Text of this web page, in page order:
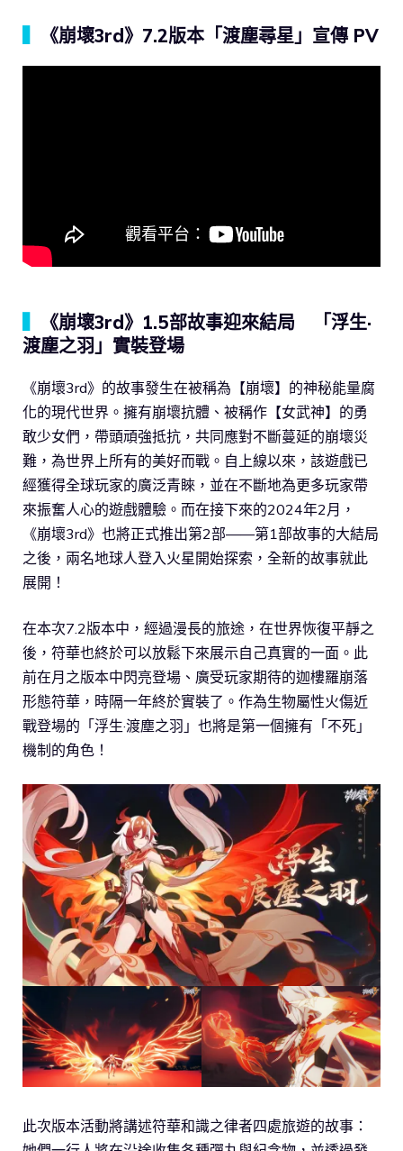
《崩壞3rd》7.2版本「渡塵尋星」宣傳 PV
《崩壞3rd》1.5部故事迎來結局 「浮生·
渡塵之羽」實裝登場
《崩壞3rd》的故事發生在被稱為【崩壞】的神秘能量腐
化的現代世界。擁有崩壞抗體、被稱作【女武神】的勇
敢少女們，帶頭頑強抵抗，共同應對不斷蔓延的崩壞災
難，為世界上所有的美好而戰。自上線以來，該遊戲已
經獲得全球玩家的廣泛青睞，並在不斷地為更多玩家帶
來振奮人心的遊戲體驗。而在接下來的2024年2月，
《崩壞3rd》也將正式推出第2部——第1部故事的大結局
之後，兩名地球人登入火星開始探索，全新的故事就此
展開！
在本次7.2版本中，經過漫長的旅途，在世界恢復平靜之
後，符華也終於可以放鬆下來展示自己真實的一面。此
前在月之版本中閃亮登場、廣受玩家期待的迦樓羅崩落
形態符華，時隔一年終於實裝了。作為生物屬性火傷近
戰登場的「浮生·渡塵之羽」也將是第一個擁有「不死」
機制的角色！
此次版本活動將講述符華和識之律者四處旅遊的故事：